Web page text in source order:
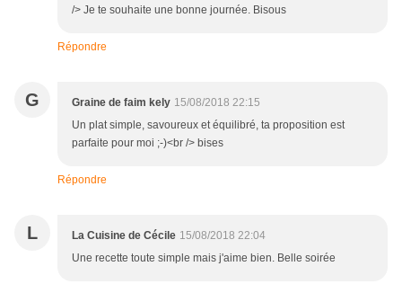
/> Je te souhaite une bonne journée. Bisous
Répondre
G Graine de faim kely 15/08/2018 22:15
Un plat simple, savoureux et équilibré, ta proposition est
parfaite pour moi ;-)<br /> bises
Répondre
L La Cuisine de Cécile 15/08/2018 22:04
Une recette toute simple mais j'aime bien. Belle soirée